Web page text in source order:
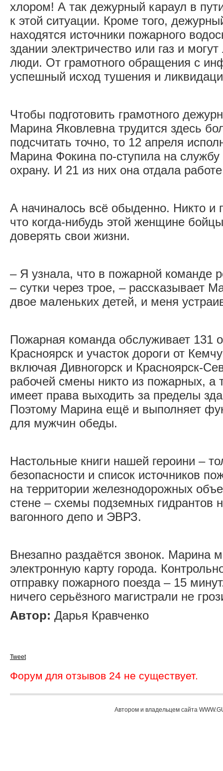
хлором! А так дежурный караул в
к этой ситуации. Кроме того,
находятся источники пожарного
здании электричество или газ и
люди. От грамотного обращения с
успешный исход тушения и
Чтобы подготовить грамотного
Марина Яковлевна трудится здесь
подсчитать точно, то 12 апреля
Марина Фокина по-ступила на
охрану. И 21 из них она отдала
А начиналось всё обыденно. Никто и
что когда-нибудь этой женщине
доверять свои жизни.
– Я узнала, что в пожарной команде
– сутки через трое, – рассказывает
двое маленьких детей, и меня
Пожарная команда обслуживает 131
Красноярск и участок дороги от
включая Дивногорск и Красноярск-
рабочей смены никто из пожарных,
имеет права выходить за пределы
Поэтому Марина ещё и выполняет
для мужчин обеды.
Настольные книги нашей героини –
безопасности и список источников
на территории железнодорожных
стене – схемы подземных гидрантов
вагонного депо и ЭВРЗ.
Внезапно раздаётся звонок. Марина
электронную карту города.
отправку пожарного поезда – 15
ничего серьёзного магистрали не
Автор: Дарья Кравченко
Tweet
Форум для отзывов 24 не существует.
Автором и владельцем сайта